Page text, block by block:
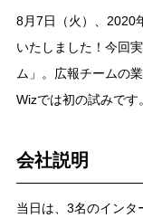
8月7日（火）、2020
いたしました！今回
ム」。広報チームの
Wizでは初の試みです。
会社説明
当日は、3名のインタ